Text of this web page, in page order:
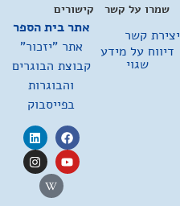
קישורים
אתר בית הספר
אתר "יזכור"
קבוצת הבוגרים
והבוגרות
בפייסבוק
שמרו על קשר
יצירת קשר
דיווח על מידע
שגוי